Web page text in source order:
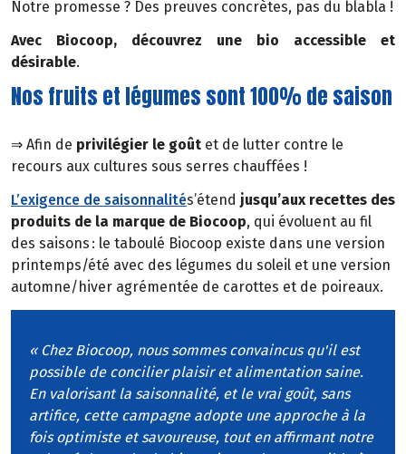
Notre promesse ? Des preuves concrètes, pas du blabla !
Avec Biocoop, découvrez une bio accessible et
désirable.
Nos fruits et légumes sont 100% de saison
⇒ Afin de privilégier le goût et de lutter contre le
recours aux cultures sous serres chauffées !
L’exigence de saisonnalités’étend jusqu’aux recettes des
produits de la marque de Biocoop, qui évoluent au fil
des saisons : le taboulé Biocoop existe dans une version
printemps/été avec des légumes du soleil et une version
automne/hiver agrémentée de carottes et de poireaux.
« Chez Biocoop, nous sommes convaincus qu'il est
possible de concilier plaisir et alimentation saine.
En valorisant la saisonnalité, et le vrai goût, sans
artifice, cette campagne adopte une approche à la
fois optimiste et savoureuse, tout en affirmant notre